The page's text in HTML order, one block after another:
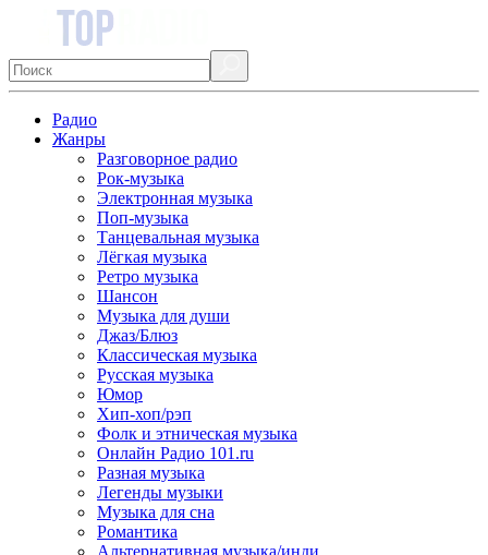
Радио
Жанры
Разговорное радио
Рок-музыка
Электронная музыка
Поп-музыка
Танцевальная музыка
Лёгкая музыка
Ретро музыка
Шансон
Музыка для души
Джаз/Блюз
Классическая музыка
Русская музыка
Юмор
Хип-хоп/рэп
Фолк и этническая музыка
Онлайн Радио 101.ru
Разная музыка
Легенды музыки
Музыка для сна
Романтика
Альтернативная музыка/инди